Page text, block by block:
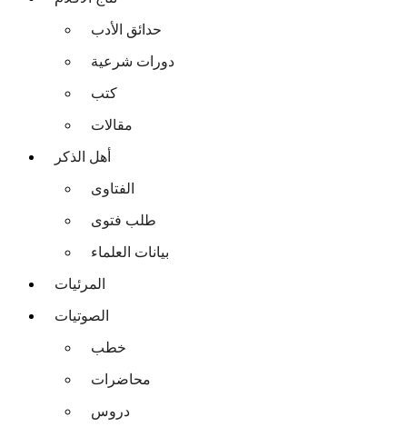
حدائق الأدب
دورات شرعية
كتب
مقالات
أهل الذكر
الفتاوى
طلب فتوى
بيانات العلماء
المرئيات
الصوتيات
خطب
محاضرات
دروس